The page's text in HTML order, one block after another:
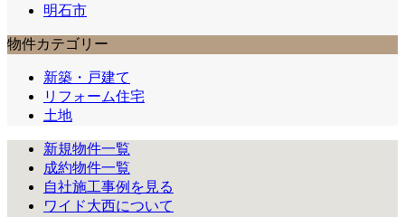
明石市
物件カテゴリー
新築・戸建て
リフォーム住宅
土地
新規物件一覧
成約物件一覧
自社施工事例を見る
ワイド大西について